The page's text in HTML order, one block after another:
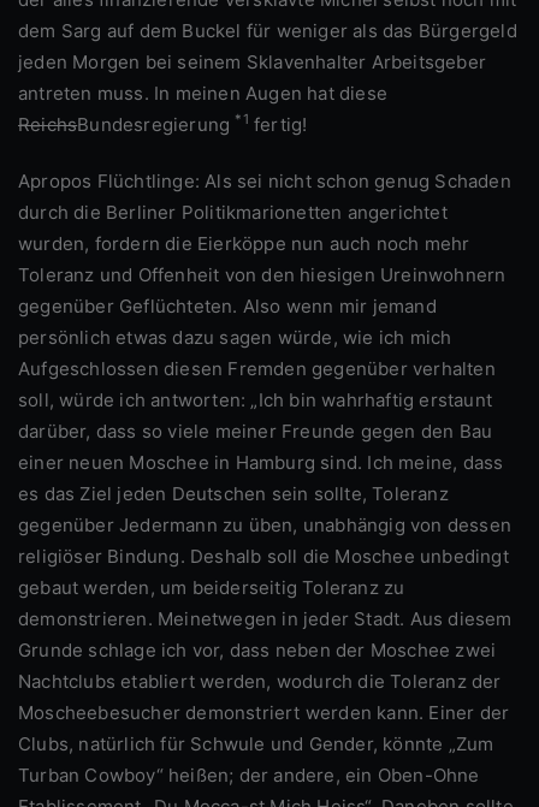
dem Sarg auf dem Buckel für weniger als das Bürgergeld
jeden Morgen bei seinem Sklavenhalter Arbeitsgeber
antreten muss. In meinen Augen hat diese
ReichsBundesregierung *1 fertig!
Apropos Flüchtlinge: Als sei nicht schon genug Schaden
durch die Berliner Politikmarionetten angerichtet
wurden, fordern die Eierköppe nun auch noch mehr
Toleranz und Offenheit von den hiesigen Ureinwohnern
gegenüber Geflüchteten. Also wenn mir jemand
persönlich etwas dazu sagen würde, wie ich mich
Aufgeschlossen diesen Fremden gegenüber verhalten
soll, würde ich antworten: „Ich bin wahrhaftig erstaunt
darüber, dass so viele meiner Freunde gegen den Bau
einer neuen Moschee in Hamburg sind. Ich meine, dass
es das Ziel jeden Deutschen sein sollte, Toleranz
gegenüber Jedermann zu üben, unabhängig von dessen
religiöser Bindung. Deshalb soll die Moschee unbedingt
gebaut werden, um beiderseitig Toleranz zu
demonstrieren. Meinetwegen in jeder Stadt. Aus diesem
Grunde schlage ich vor, dass neben der Moschee zwei
Nachtclubs etabliert werden, wodurch die Toleranz der
Moscheebesucher demonstriert werden kann. Einer der
Clubs, natürlich für Schwule und Gender, könnte „Zum
Turban Cowboy“ heißen; der andere, ein Oben-Ohne